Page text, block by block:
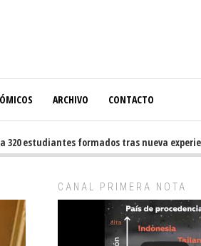
ARCHIVO CONTACTO
estudiantes formados tras nueva
CANAL PRIMERA NOTA